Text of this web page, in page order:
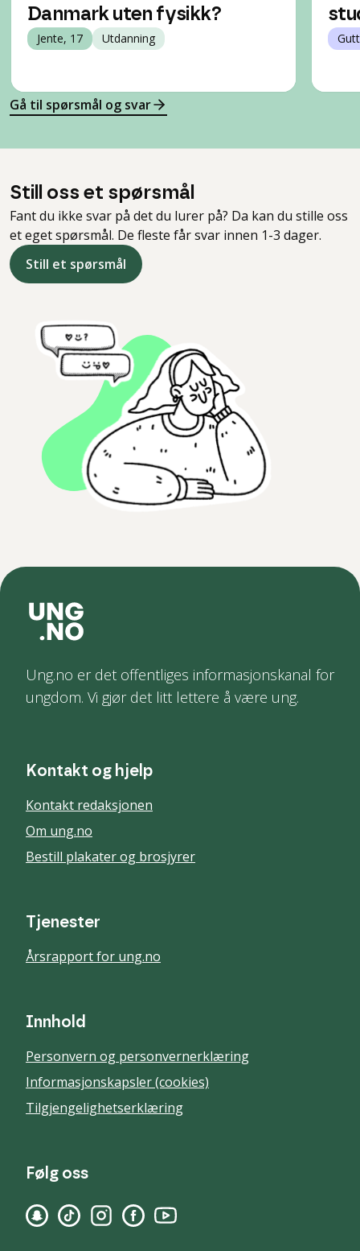
Danmark uten fysikk?
Jente, 17 Utdanning
Gå til spørsmål og svar
Still oss et spørsmål
Fant du ikke svar på det du lurer på? Da kan du stille oss
et eget spørsmål. De fleste får svar innen 1-3 dager.
Still et spørsmål
Ung.no er det offentliges informasjonskanal for
ungdom. Vi gjør det litt lettere å være ung.
Kontakt og hjelp
Kontakt redaksjonen
Om ung.no
Bestill plakater og brosjyrer
Tjenester
Årsrapport for ung.no
Innhold
Personvern og personvernerklæring
Informasjonskapsler (cookies)
Tilgjengelighetserklæring
Følg oss